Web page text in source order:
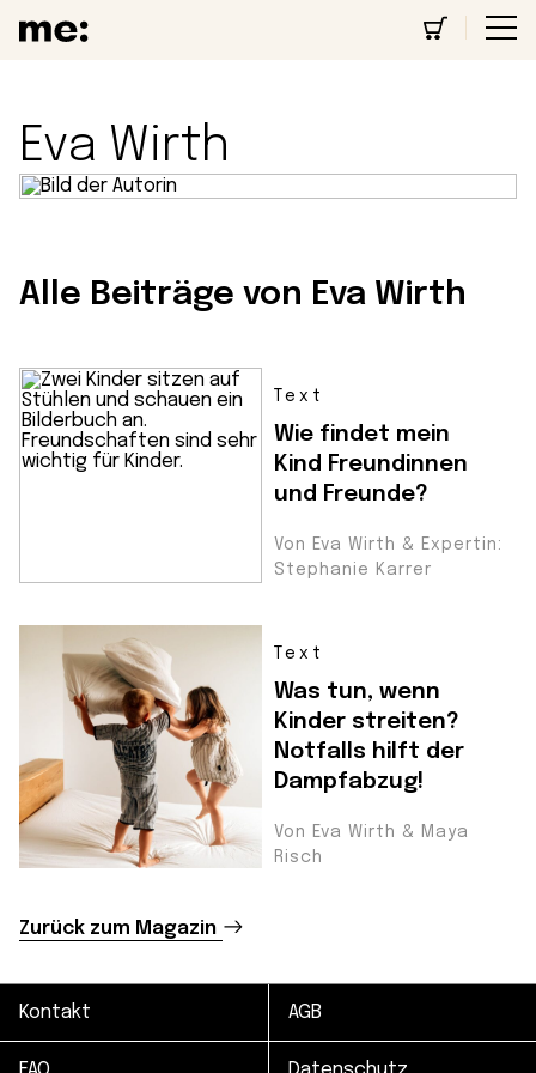
Eva Wirth
Alle Beiträge von Eva Wirth
Text
Wie findet mein
Kind Freundinnen
und Freunde?
Von Eva Wirth & Expertin:
Stephanie Karrer
Text
Was tun, wenn
Kinder streiten?
Notfalls hilft der
Dampfabzug!
Von Eva Wirth & Maya
Risch
Zurück zum Magazin
Kontakt AGB